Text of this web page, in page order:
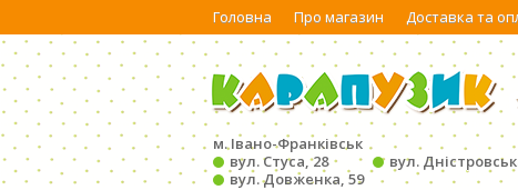
Головна Про магазин Доставка та
м. Івано-Франківськ
вул. Стуса, 28
вул.
вул. Довженка, 59